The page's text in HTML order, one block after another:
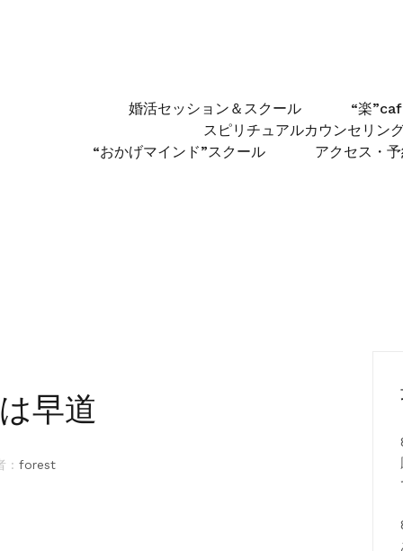
婚活セッション＆スクール
“楽
スピリチュアルカウンセリン
“おかげマインド”スクール
アクセス・
早道
: forest